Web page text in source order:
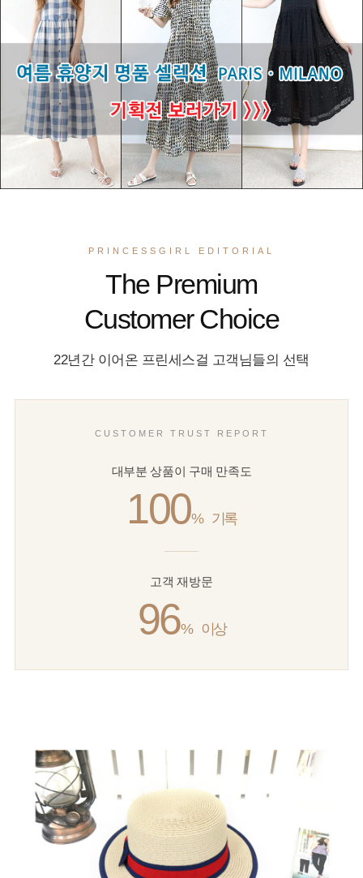
PRINCESSGIRL EDITORIAL
The Premium
Customer Choice
22년간 이어온 프린세스걸 고객님들의 선택
CUSTOMER TRUST REPORT
대부분 상품이 구매 만족도
100% 기록
고객 재방문
96% 이상